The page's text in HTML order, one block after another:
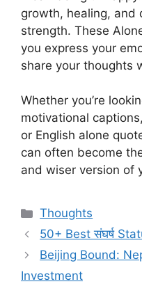
growth, healing, and
strength. These
you express your
share your thoughts
Whether you’re
motivational
or English alone
can often become
and wiser version of
Categories
Thoughts
50+ Best संघर्ष
Beijing Bound:
Investment